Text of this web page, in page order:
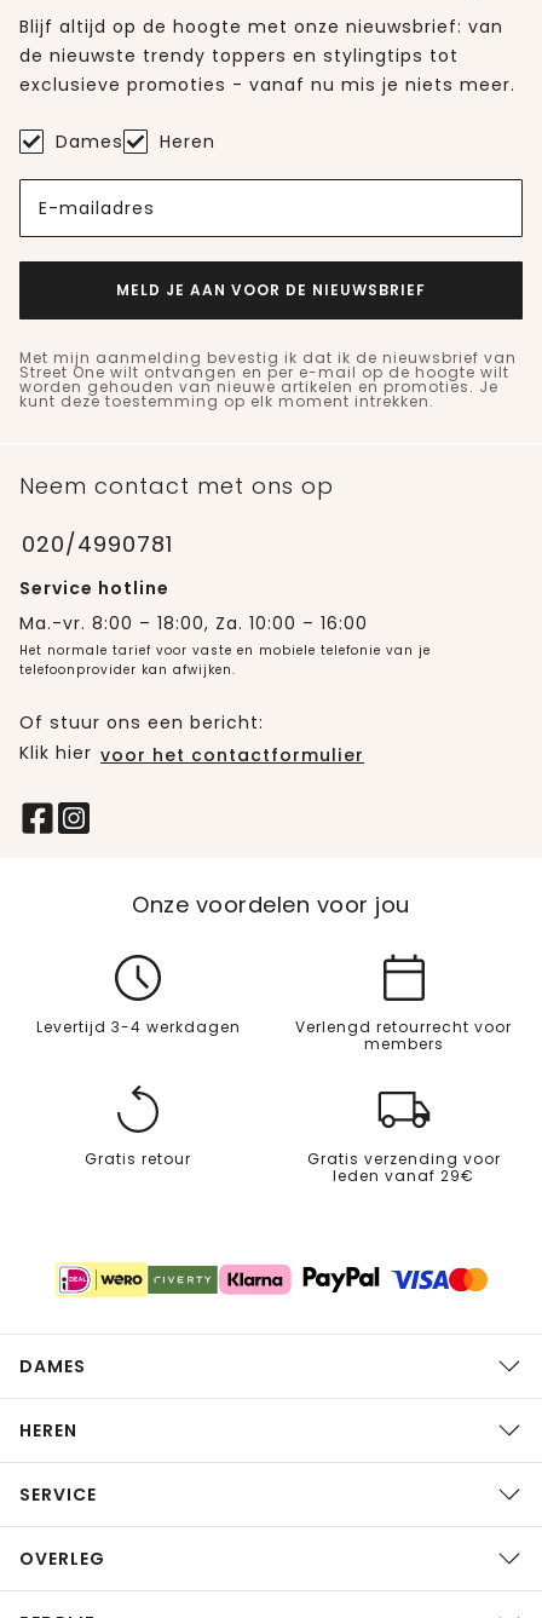
Blijf altijd op de hoogte met onze nieuwsbrief: van
de nieuwste trendy toppers en stylingtips tot
exclusieve promoties - vanaf nu mis je niets meer.
Dames Heren
E-mailadres
MELD JE AAN VOOR DE NIEUWSBRIEF
Met mijn aanmelding bevestig ik dat ik de nieuwsbrief van
Street One wilt ontvangen en per e-mail op de hoogte wilt
worden gehouden van nieuwe artikelen en promoties. Je
kunt deze toestemming op elk moment intrekken.
Neem contact met ons op
020/4990781
Service hotline
Ma.-vr. 8:00 – 18:00, Za. 10:00 – 16:00
Het normale tarief voor vaste en mobiele telefonie van je
telefoonprovider kan afwijken.
Of stuur ons een bericht:
Klik hier voor het contactformulier
Onze voordelen voor jou
Levertijd 3-4 werkdagen
Verlengd retourrecht voor
members
Gratis retour
Gratis verzending voor
leden vanaf 29€
DAMES
HEREN
SERVICE
OVERLEG